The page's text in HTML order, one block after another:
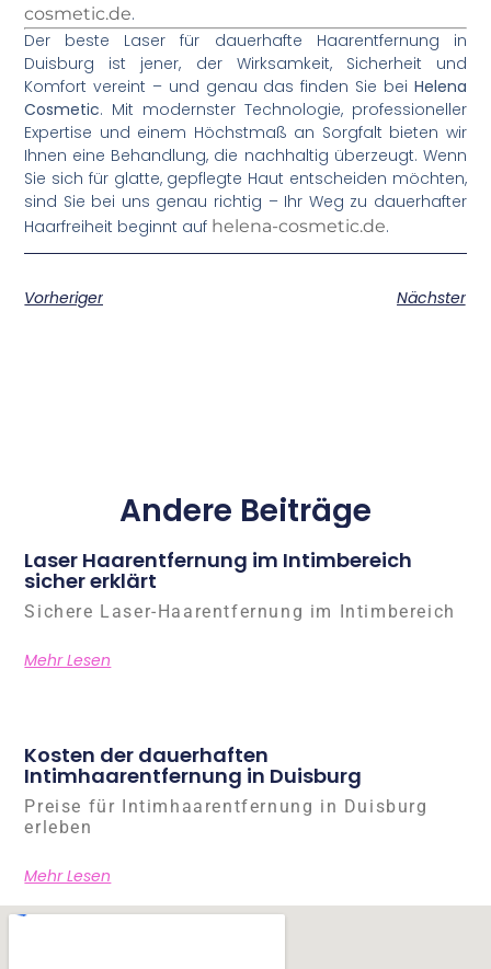
cosmetic.de.
Der beste Laser für dauerhafte Haarentfernung in
Duisburg ist jener, der Wirksamkeit, Sicherheit und
Komfort vereint – und genau das finden Sie bei Helena
Cosmetic. Mit modernster Technologie, professioneller
Expertise und einem Höchstmaß an Sorgfalt bieten wir
Ihnen eine Behandlung, die nachhaltig überzeugt. Wenn
Sie sich für glatte, gepflegte Haut entscheiden möchten,
sind Sie bei uns genau richtig – Ihr Weg zu dauerhafter
Haarfreiheit beginnt auf helena-cosmetic.de.
Vorheriger Nächster
Andere Beiträge
Laser Haarentfernung im Intimbereich
sicher erklärt
Sichere Laser-Haarentfernung im Intimbereich
Mehr Lesen
Kosten der dauerhaften
Intimhaarentfernung in Duisburg
Preise für Intimhaarentfernung in Duisburg
erleben
Mehr Lesen